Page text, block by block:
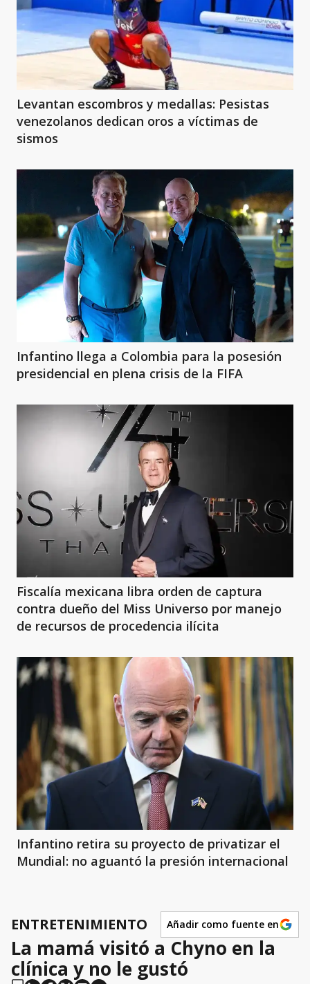
Levantan escombros y medallas: Pesistas
venezolanos dedican oros a víctimas de
sismos
Infantino llega a Colombia para la posesión
presidencial en plena crisis de la FIFA
Fiscalía mexicana libra orden de captura
contra dueño del Miss Universo por manejo
de recursos de procedencia ilícita
Infantino retira su proyecto de privatizar el
Mundial: no aguantó la presión internacional
ENTRETENIMIENTO Añadir como fuente en
La mamá visitó a Chyno en la
clínica y no le gustó